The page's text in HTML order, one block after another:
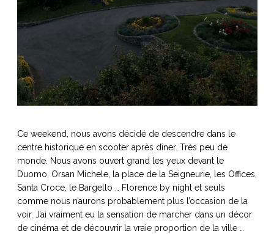
Ce weekend, nous avons décidé de descendre dans le
centre historique en scooter après dîner. Très peu de
monde. Nous avons ouvert grand les yeux devant le
Duomo, Orsan Michele, la place de la Seigneurie, les Offices,
Santa Croce, le Bargello … Florence by night et seuls
comme nous n’aurons probablement plus l’occasion de la
voir. J’ai vraiment eu la sensation de marcher dans un décor
de cinéma et de découvrir la vraie proportion de la ville …